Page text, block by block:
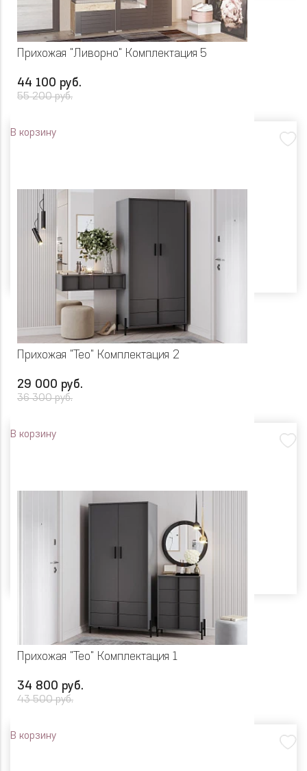
Прихожая "Ливорно" Комплектация 5
44 100 руб.
55 200 руб.
В корзину
Прихожая "Тео" Комплектация 2
29 000 руб.
36 300 руб.
В корзину
Прихожая "Тео" Комплектация 1
34 800 руб.
43 500 руб.
В корзину